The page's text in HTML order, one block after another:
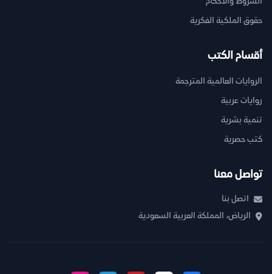
حقوق الملكية الفكرية
أقسام الكتب
الروايات العالمية المترجمة
روايات عربية
تنمية بشرية
كتب حصرية
تواصل معنا
اتصل بنا
الرياض، المملكة العربية السعودية